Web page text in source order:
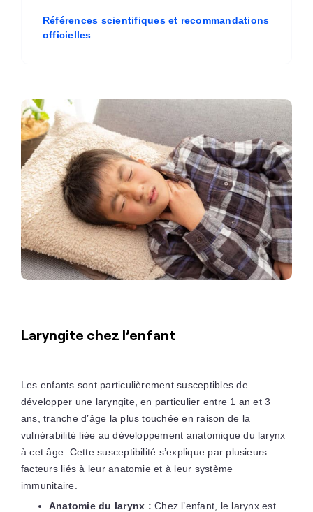
Références scientifiques et recommandations
officielles
Laryngite chez l’enfant
Les enfants sont particulièrement susceptibles de
développer une laryngite, en particulier entre 1 an et 3
ans, tranche d’âge la plus touchée en raison de la
vulnérabilité liée au développement anatomique du larynx
à cet âge. Cette susceptibilité s’explique par plusieurs
facteurs liés à leur anatomie et à leur système
immunitaire.
Anatomie du larynx : Chez l’enfant, le larynx est